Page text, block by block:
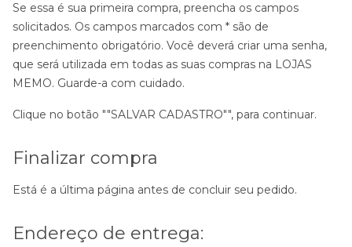
Se essa é sua primeira compra, preencha os campos
solicitados. Os campos marcados com * são de
preenchimento obrigatório. Você deverá criar uma senha,
que será utilizada em todas as suas compras na LOJAS
MEMO. Guarde-a com cuidado.
Clique no botão ""SALVAR CADASTRO"", para continuar.
Finalizar compra
Está é a última página antes de concluir seu pedido.
Endereço de entrega: